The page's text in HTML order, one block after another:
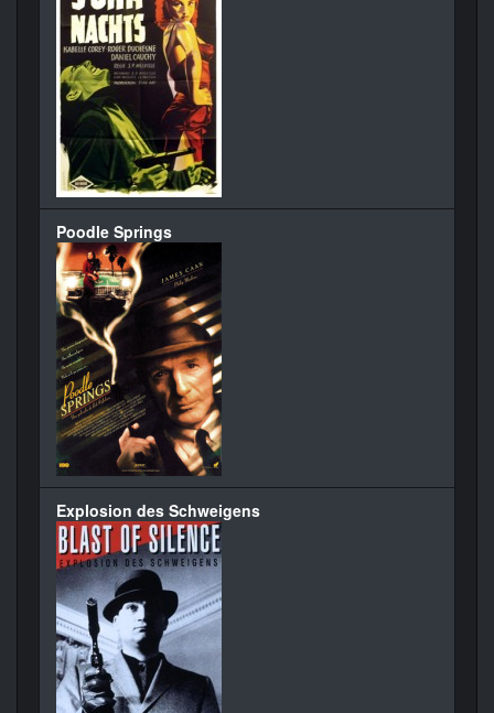
Poodle Springs
Explosion des Schweigens